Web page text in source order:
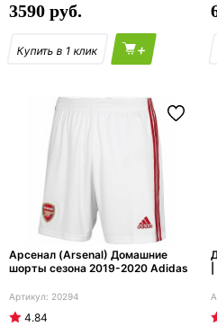
3590
+
Арсенал (Arsenal) Домашние
шорты сезона 2019-2020 Adidas
20294
4.84